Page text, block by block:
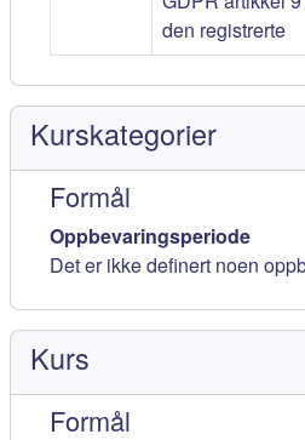
den registrerte
Kurskategorier
Formål
Oppbevaringsperiode
Det er ikke definert noen
Kurs
Formål